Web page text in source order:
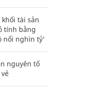
tài sản
tính bằng
nổi nghìn tỷ'
nguyên tố